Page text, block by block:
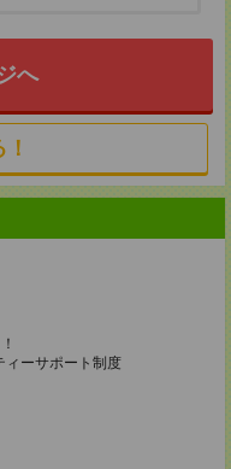
へ
ーサポート制度